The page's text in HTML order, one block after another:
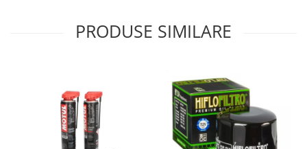
Accesorii moto
Suporti si kituri montaj topcase
Suporti si placi prindere
PRODUSE SIMILARE